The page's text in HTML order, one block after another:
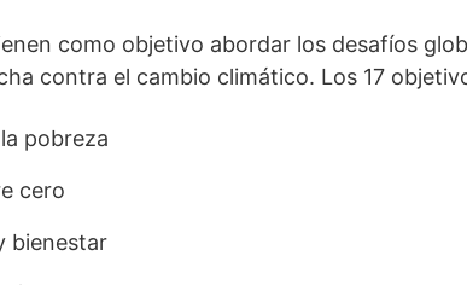
como objetivo abordar los desafíos
contra el cambio climático. Los 17
pobreza
cero
bienestar